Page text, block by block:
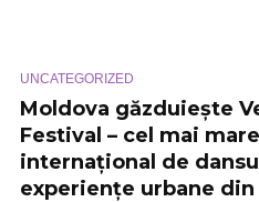
UNCATEGORIZED
Moldova găzduiește
Festival – cel mai
internațional de
experiențe urbane din